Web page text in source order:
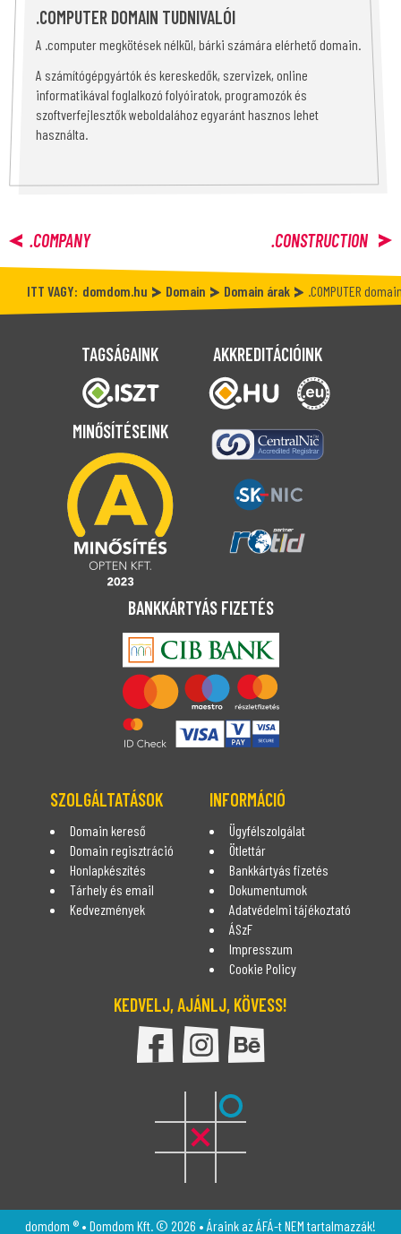
.COMPUTER DOMAIN TUDNIVALÓI
A .computer megkötések nélkül, bárki számára elérhető domain.
A számítógépgyártók és kereskedők, szervizek, online
informatikával foglalkozó folyóiratok, programozók és
szoftverfejlesztők weboldalához egyaránt hasznos lehet
használta.
.COMPANY .CONSTRUCTION
ITT VAGY: domdom.hu Domain Domain árak .COMPUTER
TAGSÁGAINK
MINŐSÍTÉSEINK
AKKREDITÁCIÓINK
BANKKÁRTYÁS FIZETÉS
SZOLGÁLTATÁSOK
Domain kereső
Domain regisztráció
Honlapkészítés
Tárhely és email
Kedvezmények
INFORMÁCIÓ
Ügyfélszolgálat
Ötlettár
Bankkártyás fizetés
Dokumentumok
Adatvédelmi tájékoztató
ÁSzF
Impresszum
Cookie Policy
KEDVELJ, AJÁNLJ, KÖVESS!
DomDom Facebook oldala
domdom ® • Domdom Kft. © 2026 • Áraink az ÁFÁ-t NEM tartalmazzák!